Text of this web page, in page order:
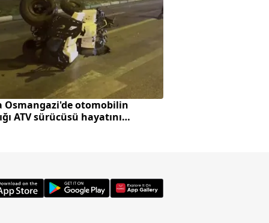
Osmangazi'de otomobilin
ATV sürücüsü hayatını